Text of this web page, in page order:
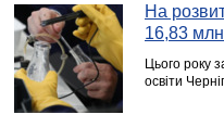
На
16,83
Цього року
освіти